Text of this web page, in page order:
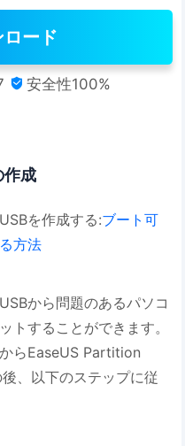
ード
 安全性100%
作成
を作成する:ブート可
方法
から問題のあるパソコ
トすることができます。
らEaseUS Partition
、以下のステップに従